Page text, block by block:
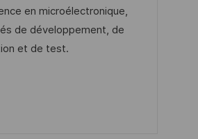
e
g
o
en microélectronique,
de développement, de
et de test.